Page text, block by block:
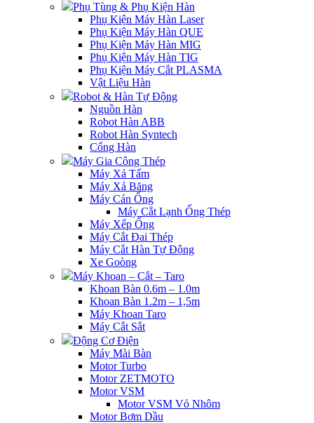
Phụ Tùng & Phụ Kiện Hàn
Phụ Kiện Máy Hàn Laser
Phụ Kiện Máy Hàn QUE
Phụ Kiện Máy Hàn MIG
Phụ Kiện Máy Hàn TIG
Phụ Kiện Máy Cắt PLASMA
Vật Liệu Hàn
Robot & Hàn Tự Động
Nguồn Hàn
Robot Hàn ABB
Robot Hàn Syntech
Cổng Hàn
Máy Gia Công Thép
Máy Xả Tấm
Máy Xả Băng
Máy Cán Ống
Máy Cắt Lạnh Ống Thép
Máy Xếp Ống
Máy Cắt Đai Thép
Máy Cắt Hàn Tự Động
Xe Goòng
Máy Khoan – Cắt – Taro
Khoan Bàn 0.6m – 1.0m
Khoan Bàn 1.2m – 1,5m
Máy Khoan Taro
Máy Cắt Sắt
Động Cơ Điện
Máy Mài Bàn
Motor Turbo
Motor ZETMOTO
Motor VSM
Motor VSM Vỏ Nhôm
Motor Bơm Dầu